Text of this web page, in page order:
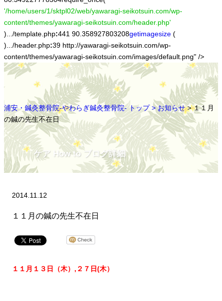
'/home/users/1/sktpl02/web/yawaragi-seikotsuin.com/wp-
content/themes/yawaragi-seikotsuin.com/header.php'
).../template.php:441 90.358927803208getimagesize (
).../header.php:39 http://yawaragi-seikotsuin.com/wp-
content/themes/yawaragi-seikotsuin.com/images/default.png" />
浦安・鍼灸整骨院-やわらぎ鍼灸整骨院- トップ >お知らせ> １１月
の鍼の先生不在日
ケア How to ブログ詳細
2014.11.12
１１月の鍼の先生不在日
１１月１３日（木）,２７日(木）